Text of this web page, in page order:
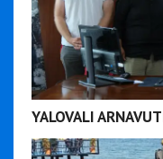
YALOVALI